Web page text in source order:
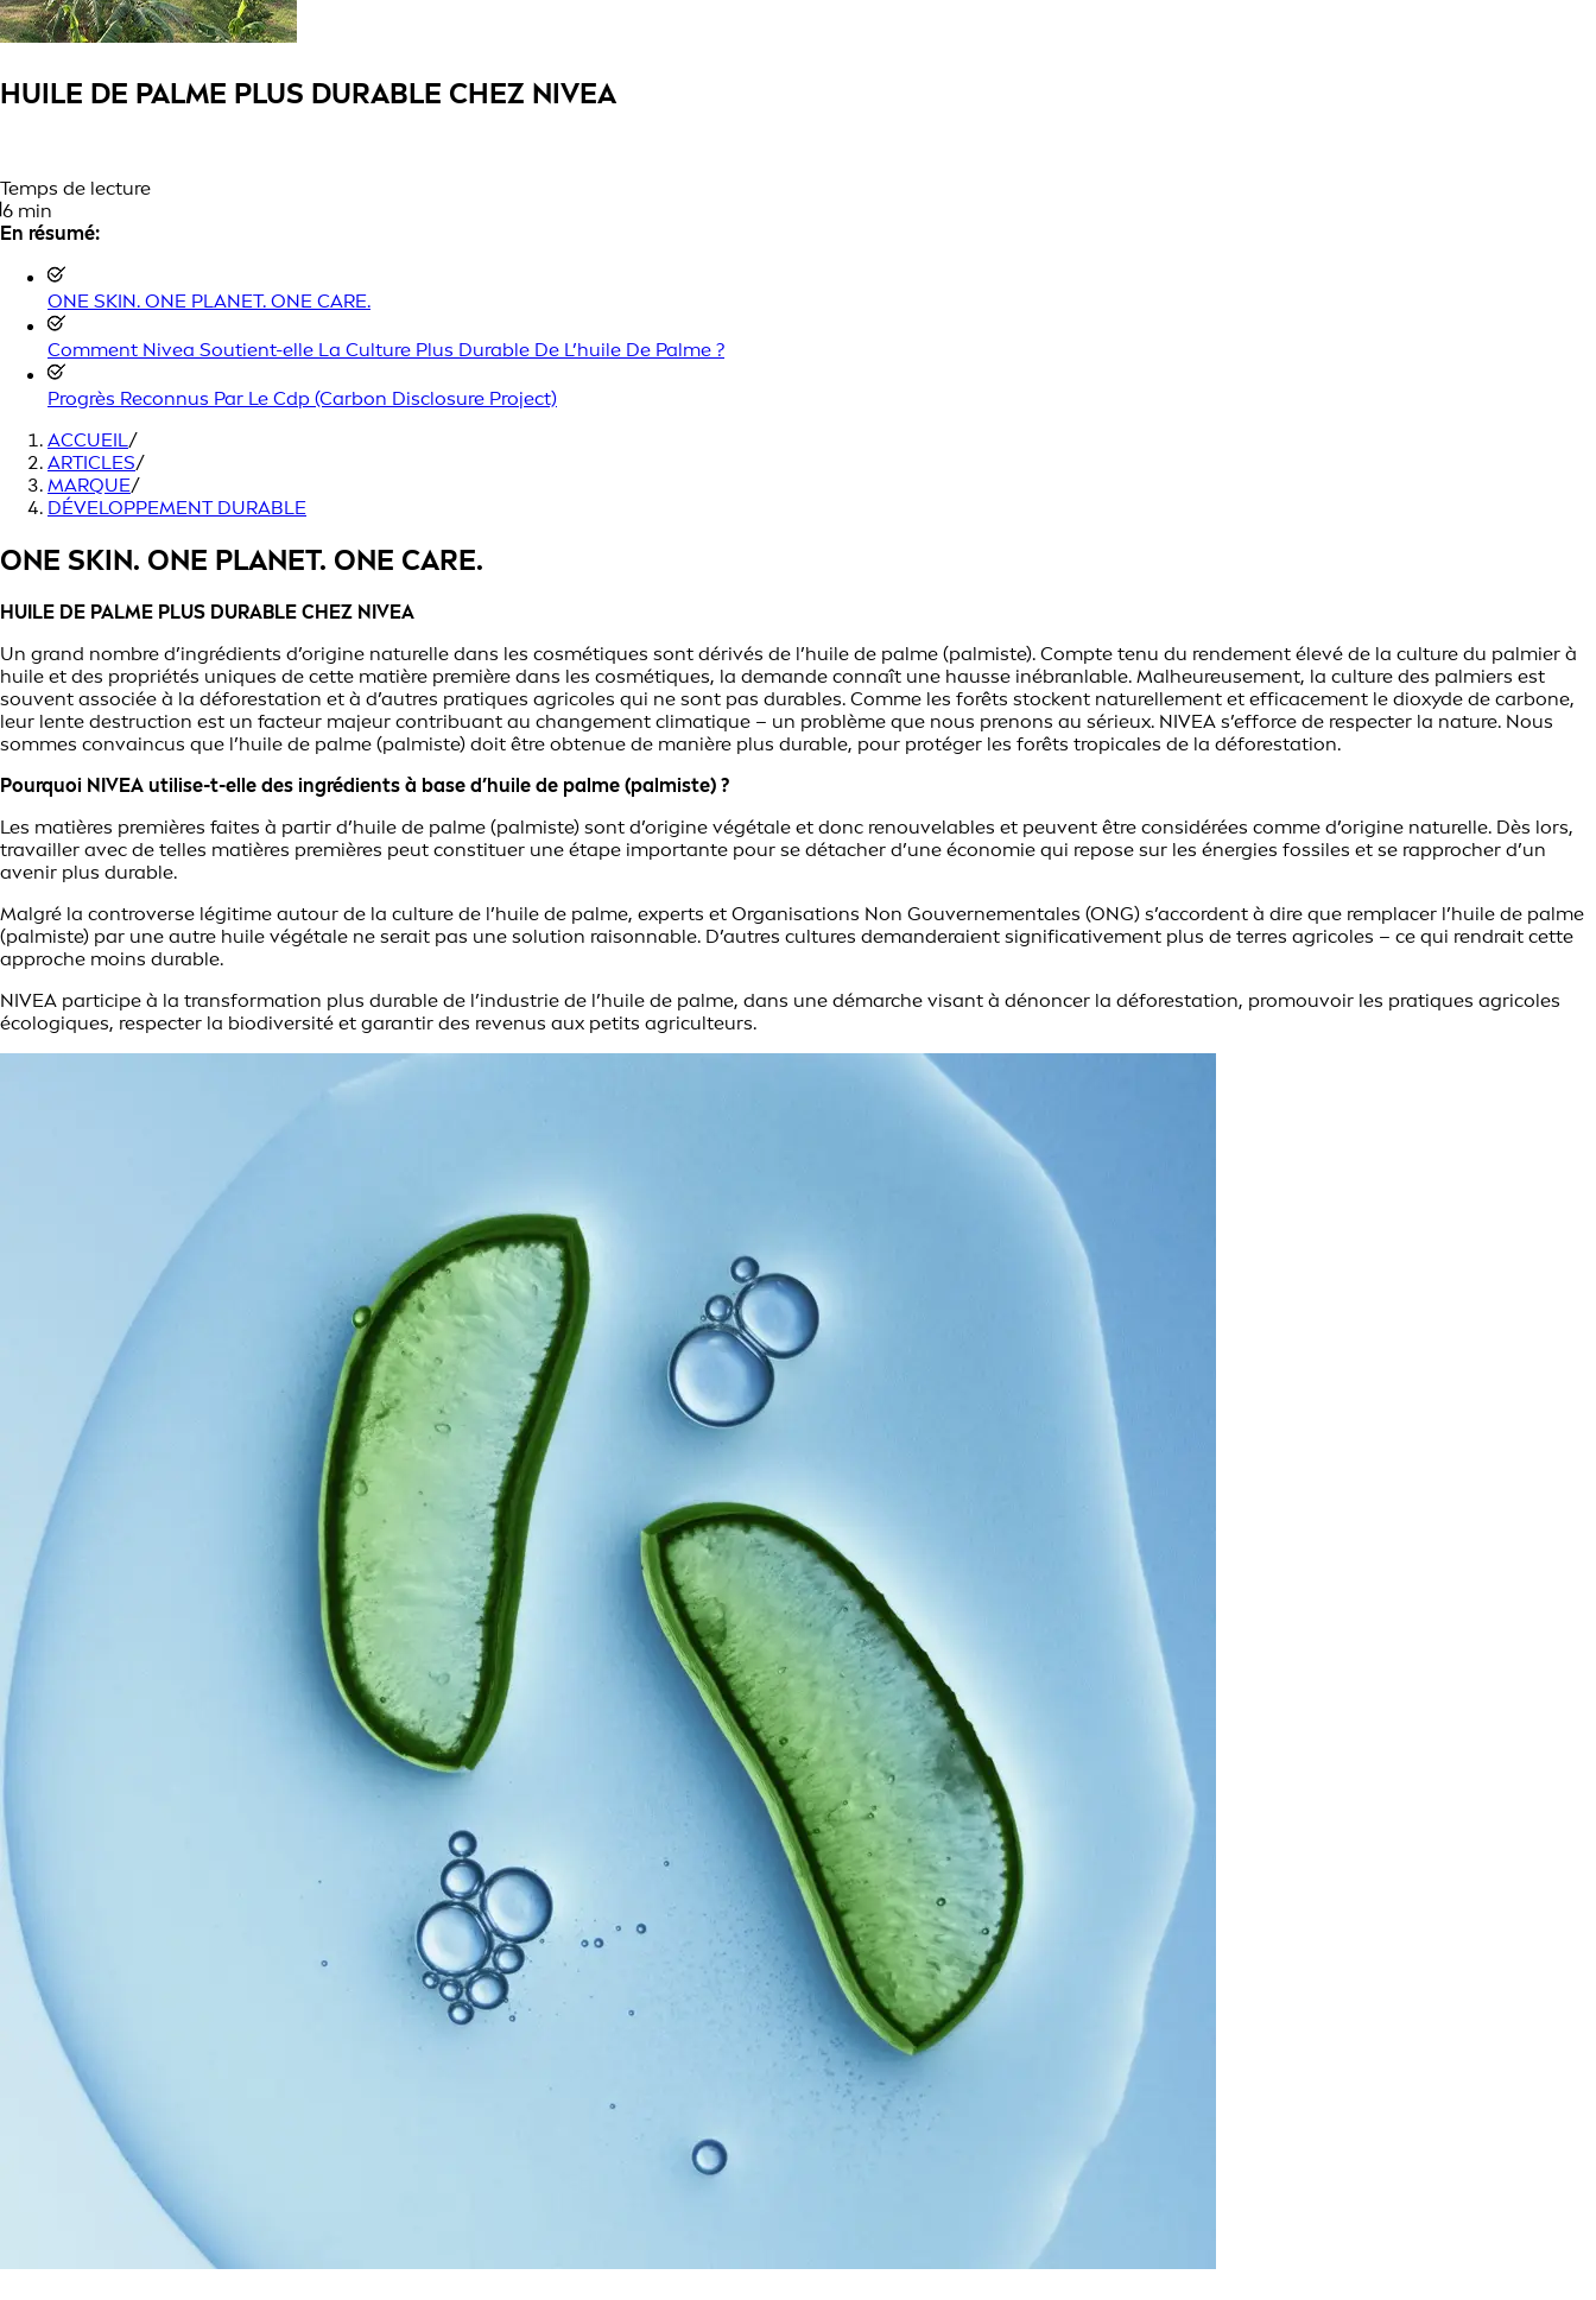
HUILE DE PALME PLUS DURABLE CHEZ NIVEA
Temps de lecture
6 min
En résumé:
ONE SKIN. ONE PLANET. ONE CARE.
Comment Nivea Soutient-elle La Culture Plus Durable De L’huile De Palme ?
Progrès Reconnus Par Le Cdp (Carbon Disclosure Project)
ACCUEIL/
ARTICLES/
MARQUE/
DÉVELOPPEMENT DURABLE
ONE SKIN. ONE PLANET. ONE CARE.
HUILE DE PALME PLUS DURABLE CHEZ NIVEA
Un grand nombre d’ingrédients d’origine naturelle dans les cosmétiques sont dérivés de l’huile de palme (palmiste). Compte tenu du rendement élevé de la culture du palmier à
huile et des propriétés uniques de cette matière première dans les cosmétiques, la demande connaît une hausse inébranlable. Malheureusement, la culture des palmiers est
souvent associée à la déforestation et à d’autres pratiques agricoles qui ne sont pas durables. Comme les forêts stockent naturellement et efficacement le dioxyde de carbone,
leur lente destruction est un facteur majeur contribuant au changement climatique – un problème que nous prenons au sérieux. NIVEA s’efforce de respecter la nature. Nous
sommes convaincus que l’huile de palme (palmiste) doit être obtenue de manière plus durable, pour protéger les forêts tropicales de la déforestation.
Pourquoi NIVEA utilise-t-elle des ingrédients à base d’huile de palme (palmiste) ?
Les matières premières faites à partir d’huile de palme (palmiste) sont d’origine végétale et donc renouvelables et peuvent être considérées comme d’origine naturelle. Dès lors,
travailler avec de telles matières premières peut constituer une étape importante pour se détacher d’une économie qui repose sur les énergies fossiles et se rapprocher d’un
avenir plus durable.
Malgré la controverse légitime autour de la culture de l’huile de palme, experts et Organisations Non Gouvernementales (ONG) s’accordent à dire que remplacer l’huile de palme
(palmiste) par une autre huile végétale ne serait pas une solution raisonnable. D’autres cultures demanderaient significativement plus de terres agricoles – ce qui rendrait cette
approche moins durable.
NIVEA participe à la transformation plus durable de l’industrie de l’huile de palme, dans une démarche visant à dénoncer la déforestation, promouvoir les pratiques agricoles
écologiques, respecter la biodiversité et garantir des revenus aux petits agriculteurs.